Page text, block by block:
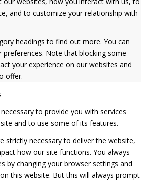
and to customize your relationship with
headings to find out more. You can
Note that blocking some
your experience on our websites and
offer.
to provide you with services
and to use some of its features.
strictly necessary to deliver the website,
how our site functions. You always
by changing your browser settings and
this website. But this will always prompt